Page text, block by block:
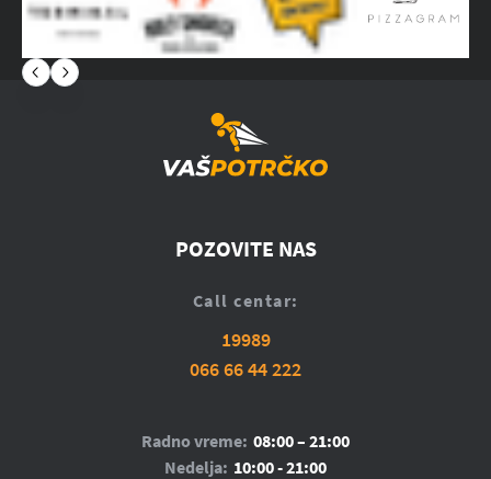
POZOVITE NAS
Call centar:
19989
066 66 44 222
Radno vreme: 08:00 – 21:00
Nedelja: 10:00 - 21:00